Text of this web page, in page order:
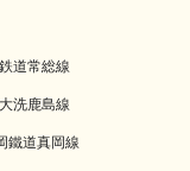
道常総線
洗鹿島線
鐵道真岡線